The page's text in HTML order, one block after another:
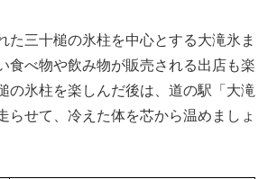
た三十槌の氷柱を中心とする大滝氷ま
食べ物や飲み物が販売される出店も楽
の氷柱を楽しんだ後は、道の駅「大滝
らせて、冷えた体を芯から温めましょ